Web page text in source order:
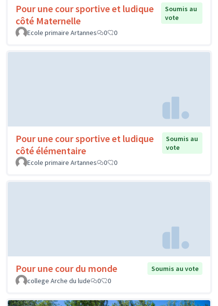
Pour une cour sportive et ludique
côté Maternelle
Soumis au
vote
Ecole primaire Artannes
0 0
Pour une cour sportive et ludique
côté élémentaire
Soumis au
vote
Ecole primaire Artannes
0 0
Pour une cour du monde
Soumis au vote
college Arche du lude
0 0